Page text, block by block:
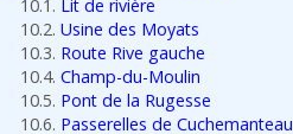
10.1. Lit de rivière
10.2. Usine des Moyats
10.3. Route Rive gauche
10.4. Champ-du-Moulin
10.5. Pont de la Rugesse
10.6. Passerelles de Cuchemanteau